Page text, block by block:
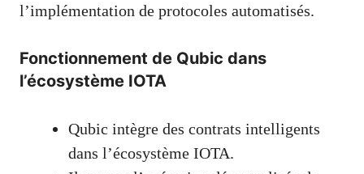
l’implémentation de protocoles automatisés.
Fonctionnement de Qubic dans
l’écosystème IOTA
Qubic intègre des contrats intelligents
dans l’écosystème IOTA.